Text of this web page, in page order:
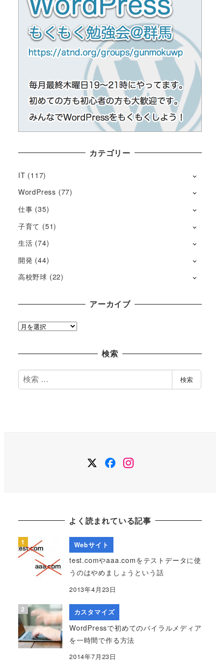
カテゴリー
IT (117)
WordPress (77)
仕事 (35)
子育て (51)
生活 (74)
開発 (44)
高校野球 (22)
アーカイブ
ア
ブ
検索
検
索
検索
Twitter
Facebook
Instagram
よく読まれている記事
Webサイト
test.comやaaa.comをテストデータに使
うのはやめましょうという話
2013年4月23日
カスタマイズ
WordPressで初めてのバイラルメディア
を一時間で作る方法
2014年7月23日